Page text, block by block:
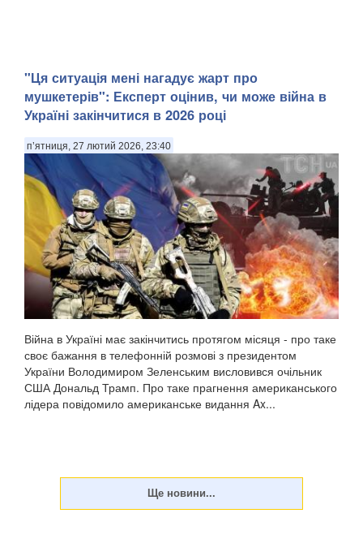
"Ця ситуація мені нагадує жарт про
мушкетерів": Експерт оцінив, чи може війна в
Україні закінчитися в 2026 році
п’ятниця, 27 лютий 2026, 23:40
Війна в Україні має закінчитись протягом місяця - про таке
своє бажання в телефонній розмові з президентом
України Володимиром Зеленським висловився очільник
США Дональд Трамп. Про таке прагнення американського
лідера повідомило американське видання Ax...